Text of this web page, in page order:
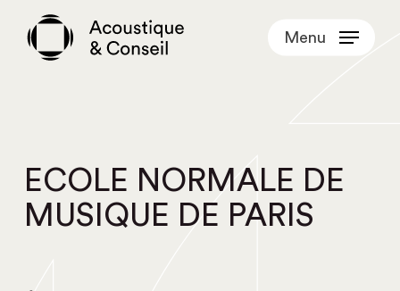
Menu
ECOLE NORMALE DE
MUSIQUE DE PARIS